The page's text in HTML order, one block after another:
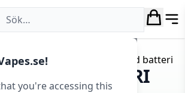
you're accessing this
/Nattlampor / Nattlampa med batteri
MED BATTERI